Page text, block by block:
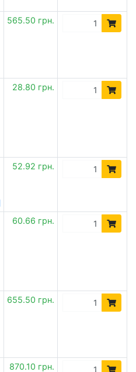
565.50 грн.
28.80 грн.
52.92 грн.
60.66 грн.
655.50 грн.
870.10 грн.